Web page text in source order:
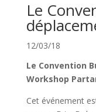
Le
12/03/18
Le Convention
Workshop
Cet événement